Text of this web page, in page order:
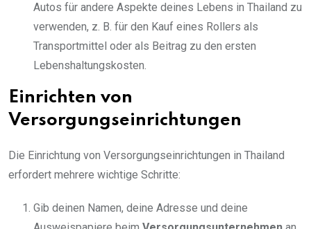
Autos für andere Aspekte deines Lebens in Thailand zu
verwenden, z. B. für den Kauf eines Rollers als
Transportmittel oder als Beitrag zu den ersten
Lebenshaltungskosten.
Einrichten von
Versorgungseinrichtungen
Die Einrichtung von Versorgungseinrichtungen in Thailand
erfordert mehrere wichtige Schritte:
Gib deinen Namen, deine Adresse und deine